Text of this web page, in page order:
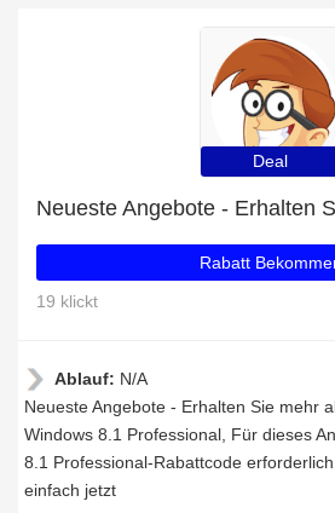
Deal
Rabatt
19 klickt
Ablauf: N/A
Neueste Angebote - Erhalten Sie mehr
Windows 8.1 Professional, Für dieses
8.1 Professional-Rabattcode
einfach jetzt